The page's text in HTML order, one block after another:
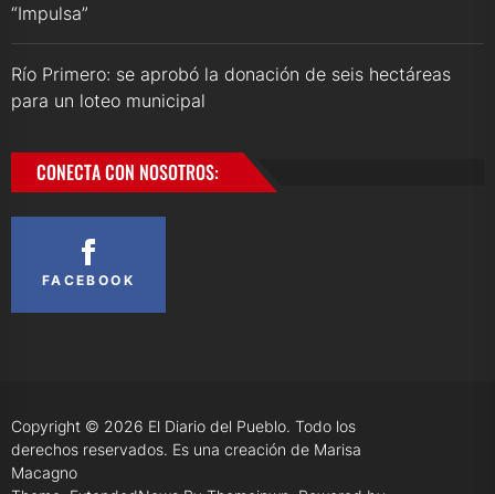
“Impulsa”
Río Primero: se aprobó la donación de seis hectáreas
para un loteo municipal
CONECTA CON NOSOTROS:
FACEBOOK
Copyright © 2026 El Diario del Pueblo. Todo los
derechos reservados. Es una creación de Marisa
Macagno